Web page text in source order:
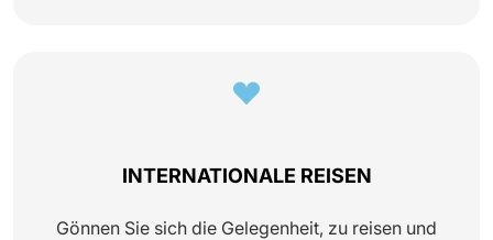
INTERNATIONALE REISEN
Gönnen Sie sich die Gelegenheit, zu reisen und